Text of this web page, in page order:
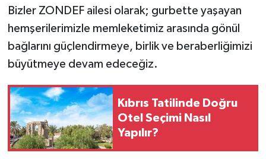
Bizler ZONDEF ailesi olarak; gurbette yaşayan
hemşerilerimizle memleketimiz arasında gönül
bağlarını güçlendirmeye, birlik ve beraberliğimizi
büyütmeye devam edeceğiz.
Kıbrıs Tatilinde Doğru
Otel Seçimi Nasıl
Yapılır?